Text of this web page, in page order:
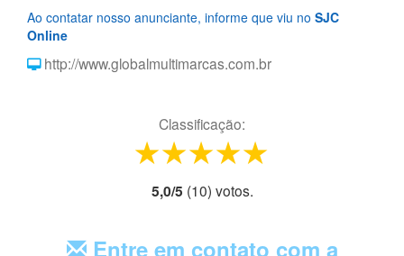
Ao contatar nosso anunciante, informe que viu no SJC
Online
http://www.globalmultimarcas.com.br
Classificação:
4 stars
3 stars
2 stars
1 star
5,0/5 (10) votos.
Entre em contato com a